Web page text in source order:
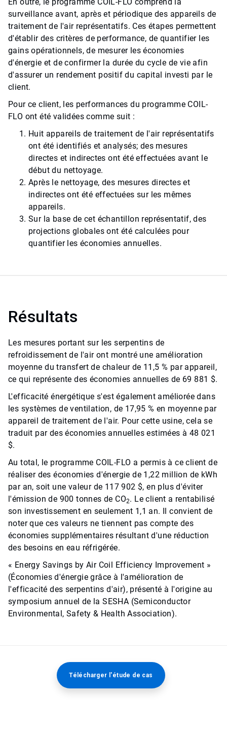
En outre, le programme COIL-FLO comprend la
surveillance avant, après et périodique des appareils de
traitement de l'air représentatifs. Ces étapes permettent
d'établir des critères de performance, de quantifier les
gains opérationnels, de mesurer les économies
d'énergie et de confirmer la durée du cycle de vie afin
d'assurer un rendement positif du capital investi par le
client.
Pour ce client, les performances du programme COIL-
FLO ont été validées comme suit :
Huit appareils de traitement de l'air représentatifs
ont été identifiés et analysés; des mesures
directes et indirectes ont été effectuées avant le
début du nettoyage.
Après le nettoyage, des mesures directes et
indirectes ont été effectuées sur les mêmes
appareils.
Sur la base de cet échantillon représentatif, des
projections globales ont été calculées pour
quantifier les économies annuelles.
Résultats
Les mesures portant sur les serpentins de
refroidissement de l'air ont montré une amélioration
moyenne du transfert de chaleur de 11,5 % par appareil,
ce qui représente des économies annuelles de 69 881 $.
L'efficacité énergétique s'est également améliorée dans
les systèmes de ventilation, de 17,95 % en moyenne par
appareil de traitement de l'air. Pour cette usine, cela se
traduit par des économies annuelles estimées à 48 021
$.
Au total, le programme COIL-FLO a permis à ce client de
réaliser des économies d'énergie de 1,22 million de kWh
par an, soit une valeur de 117 902 $, en plus d'éviter
l'émission de 900 tonnes de CO2. Le client a rentabilisé
son investissement en seulement 1,1 an. Il convient de
noter que ces valeurs ne tiennent pas compte des
économies supplémentaires résultant d'une réduction
des besoins en eau réfrigérée.
« Energy Savings by Air Coil Efficiency Improvement »
(Économies d'énergie grâce à l'amélioration de
l'efficacité des serpentins d'air), présenté à l'origine au
symposium annuel de la SESHA (Semiconductor
Environmental, Safety & Health Association).
Télécharger l'étude de cas